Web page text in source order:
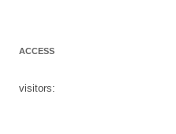
ACCESS
visitors: